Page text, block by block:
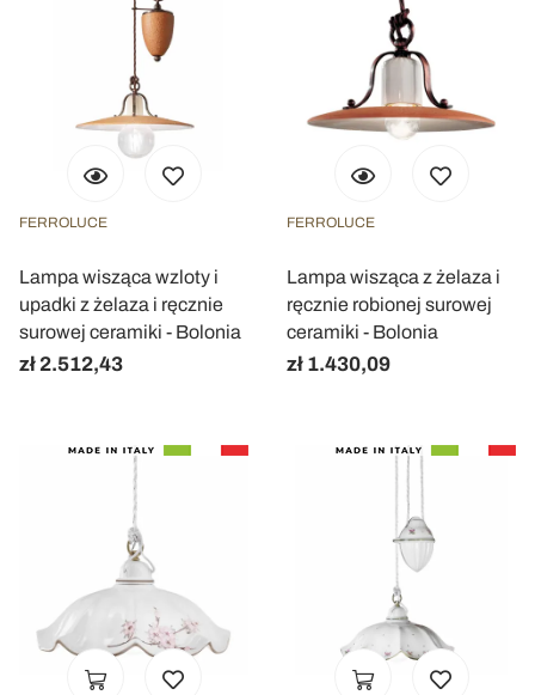
FERROLUCE
Lampa wisząca wzloty i
upadki z żelaza i ręcznie
surowej ceramiki - Bolonia
zł 2.512,43
FERROLUCE
Lampa wisząca z żelaza i
ręcznie robionej surowej
ceramiki - Bolonia
zł 1.430,09